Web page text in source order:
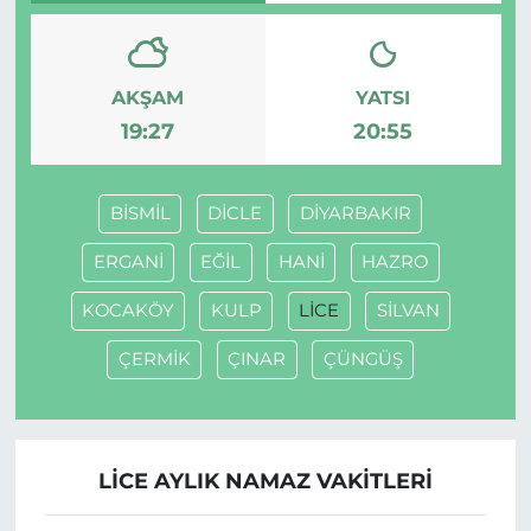
AKŞAM
19:27
YATSI
20:55
BİSMİL DİCLE DİYARBAKIR
ERGANİ EĞİL HANİ HAZRO
KOCAKÖY KULP LİCE SİLVAN
ÇERMİK ÇINAR ÇÜNGÜŞ
LİCE AYLIK NAMAZ VAKITLERI